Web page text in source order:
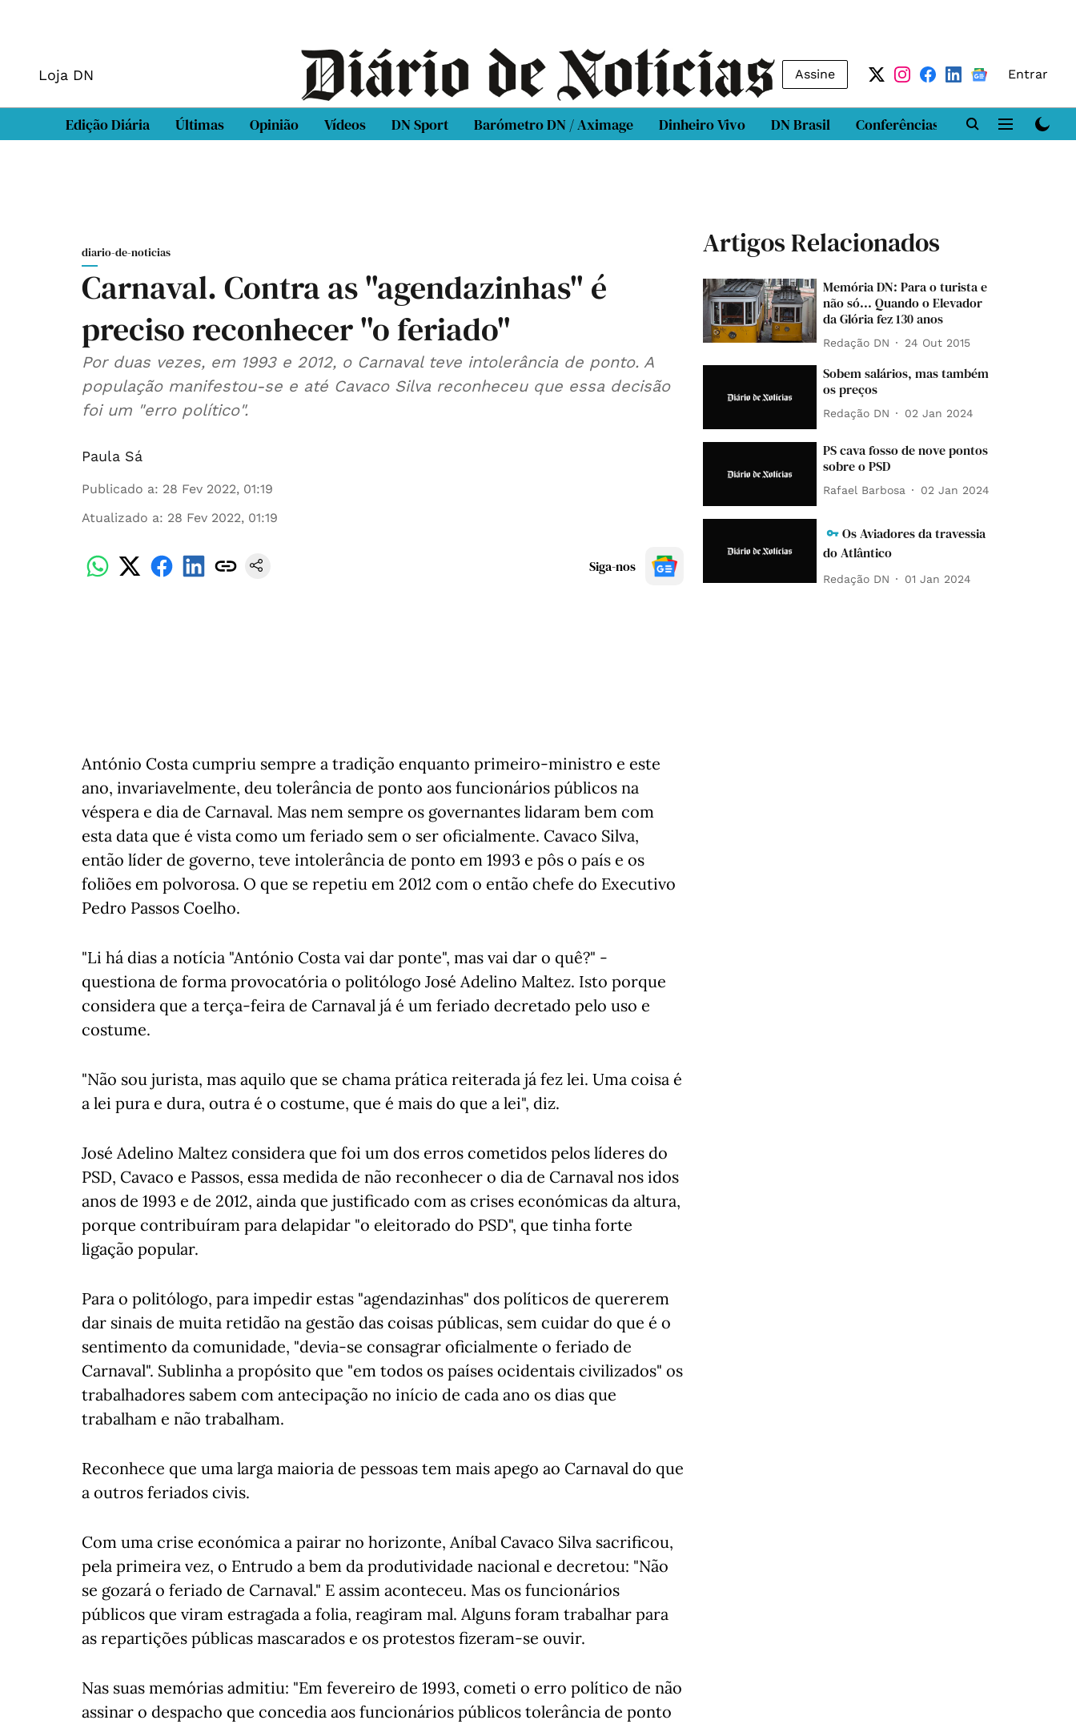
Loja DN Assine Entrar
Edição Diária Últimas Opinião Vídeos DN Sport Barómetro DN / Aximage Dinheiro Vivo DN Brasil Conferências DN LAB
diario-de-noticias
Carnaval. Contra as "agendazinhas" é
preciso reconhecer "o feriado"
Por duas vezes, em 1993 e 2012, o Carnaval teve intolerância de ponto. A
população manifestou-se e até Cavaco Silva reconheceu que essa decisão
foi um "erro político".
Paula Sá
Publicado a: 28 Fev 2022, 01:19
Atualizado a: 28 Fev 2022, 01:19
Siga-nos
António Costa cumpriu sempre a tradição enquanto primeiro-ministro e este
ano, invariavelmente, deu tolerância de ponto aos funcionários públicos na
véspera e dia de Carnaval. Mas nem sempre os governantes lidaram bem com
esta data que é vista como um feriado sem o ser oficialmente. Cavaco Silva,
então líder de governo, teve intolerância de ponto em 1993 e pôs o país e os
foliões em polvorosa. O que se repetiu em 2012 com o então chefe do Executivo
Pedro Passos Coelho.
"Li há dias a notícia "António Costa vai dar ponte", mas vai dar o quê?" -
questiona de forma provocatória o politólogo José Adelino Maltez. Isto porque
considera que a terça-feira de Carnaval já é um feriado decretado pelo uso e
costume.
"Não sou jurista, mas aquilo que se chama prática reiterada já fez lei. Uma coisa é
a lei pura e dura, outra é o costume, que é mais do que a lei", diz.
José Adelino Maltez considera que foi um dos erros cometidos pelos líderes do
PSD, Cavaco e Passos, essa medida de não reconhecer o dia de Carnaval nos idos
anos de 1993 e de 2012, ainda que justificado com as crises económicas da altura,
porque contribuíram para delapidar "o eleitorado do PSD", que tinha forte
ligação popular.
Para o politólogo, para impedir estas "agendazinhas" dos políticos de quererem
dar sinais de muita retidão na gestão das coisas públicas, sem cuidar do que é o
sentimento da comunidade, "devia-se consagrar oficialmente o feriado de
Carnaval". Sublinha a propósito que "em todos os países ocidentais civilizados" os
trabalhadores sabem com antecipação no início de cada ano os dias que
trabalham e não trabalham.
Reconhece que uma larga maioria de pessoas tem mais apego ao Carnaval do que
a outros feriados civis.
Com uma crise económica a pairar no horizonte, Aníbal Cavaco Silva sacrificou,
pela primeira vez, o Entrudo a bem da produtividade nacional e decretou: "Não
se gozará o feriado de Carnaval." E assim aconteceu. Mas os funcionários
públicos que viram estragada a folia, reagiram mal. Alguns foram trabalhar para
as repartições públicas mascarados e os protestos fizeram-se ouvir.
Nas suas memórias admitiu: "Em fevereiro de 1993, cometi o erro político de não
assinar o despacho que concedia aos funcionários públicos tolerância de ponto
Artigos Relacionados
Memória DN: Para o turista e
não só... Quando o Elevador
da Glória fez 130 anos
Redação DN 24 Out 2015
Sobem salários, mas também
os preços
Redação DN 02 Jan 2024
PS cava fosso de nove pontos
sobre o PSD
Rafael Barbosa 02 Jan 2024
Os Aviadores da travessia
do Atlântico
Redação DN 01 Jan 2024